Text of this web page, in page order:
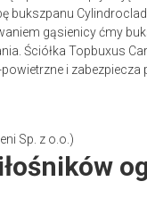
bukszpanu
gąsienicy ćmy
Ściółka Topbuxus
i zabezpiecza
Sp. z o.o.)